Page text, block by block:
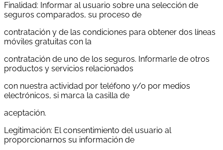
Finalidad: Informar al usuario sobre una selección de
seguros comparados, su proceso de
contratación y de las condiciones para obtener dos líneas
móviles gratuitas con la
contratación de uno de los seguros. Informarle de otros
productos y servicios relacionados
con nuestra actividad por teléfono y/o por medios
electrónicos, si marca la casilla de
aceptación.
Legitimación: El consentimiento del usuario al
proporcionarnos su información de